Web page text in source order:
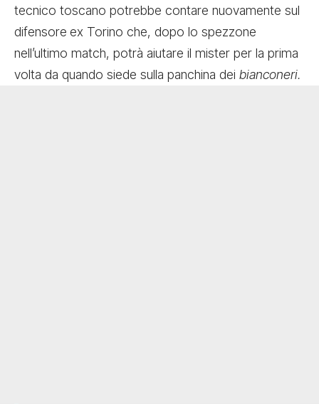
tecnico toscano potrebbe contare nuovamente sul
difensore ex Torino che, dopo lo spezzone
nell’ultimo match, potrà aiutare il mister per la prima
volta da quando siede sulla panchina dei bianconeri.